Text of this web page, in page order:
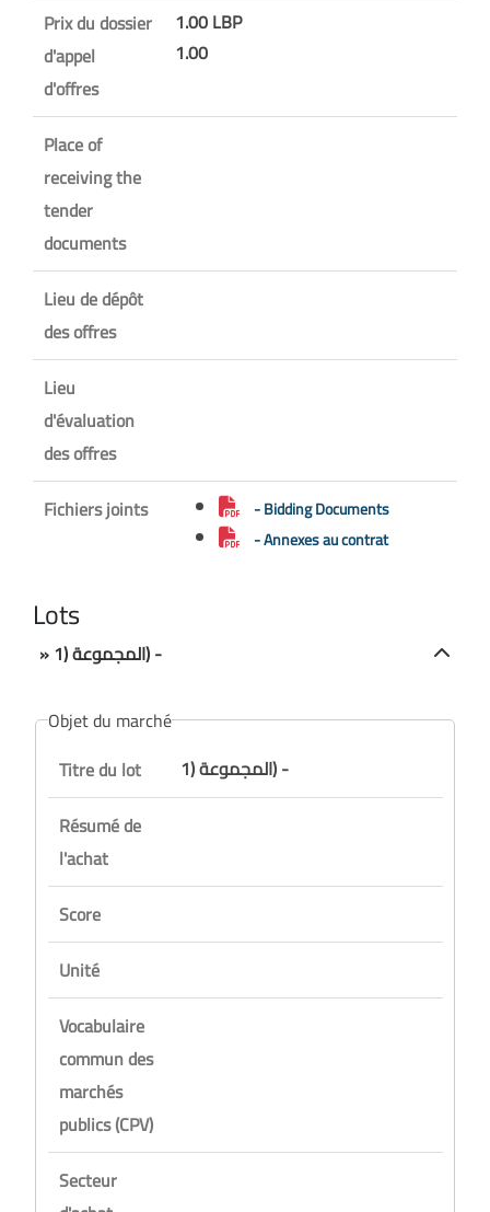
Prix du dossier
d'appel
d'offres
1.00 LBP
1.00
Place of
receiving the
tender
documents
Lieu de dépôt
des offres
Lieu
d'évaluation
des offres
Fichiers joints
- Bidding Documents
- Annexes au contrat
Lots
» المجموعة (1) -
Objet du marché
Titre du lot
المجموعة (1) -
Résumé de
l'achat
Score
Unité
Vocabulaire
commun des
marchés
publics (CPV)
Secteur